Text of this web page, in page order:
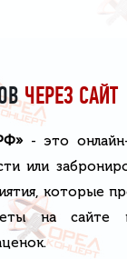
ЧЕРЕЗ САЙТ
- это
или
которые
на сайте